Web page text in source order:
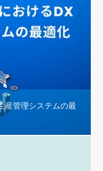
産管理システムの最